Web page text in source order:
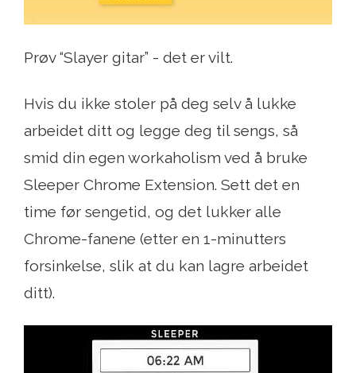
Prøv “Slayer gitar” - det er vilt.
Hvis du ikke stoler på deg selv å lukke
arbeidet ditt og legge deg til sengs, så
smid din egen workaholism ved å bruke
Sleeper Chrome Extension. Sett det en
time før sengetid, og det lukker alle
Chrome-fanene (etter en 1-minutters
forsinkelse, slik at du kan lagre arbeidet
ditt).